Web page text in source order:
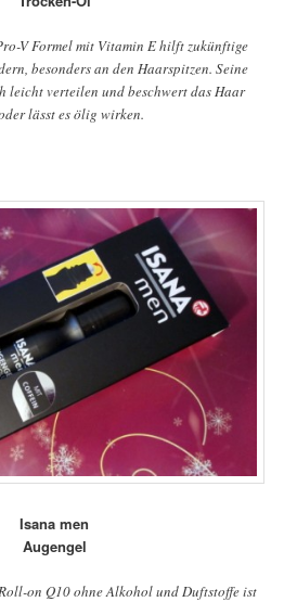
V Formel mit Vitamin E hilft zukünftige
besonders an den Haarspitzen. Seine
leicht verteilen und beschwert das Haar
lässt es ölig wirken.
Isana men
Augengel
on Q10 ohne Alkohol und Duftstoffe ist